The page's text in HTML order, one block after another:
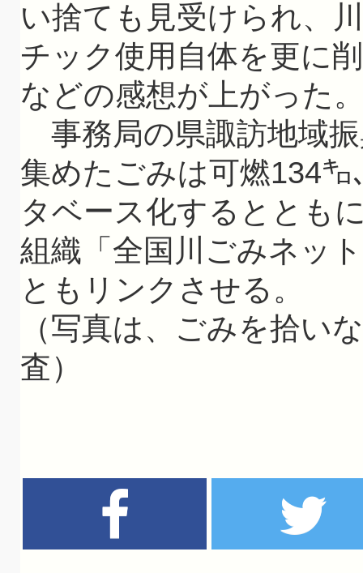
い捨ても見受けられ、
チック使用自体を更に
などの感想が上がった
事務局の県諏訪地域
集めたごみは可燃134
タベース化するととも
組織「全国川ごみネッ
ともリンクさせる。
（写真は、ごみを拾い
査）